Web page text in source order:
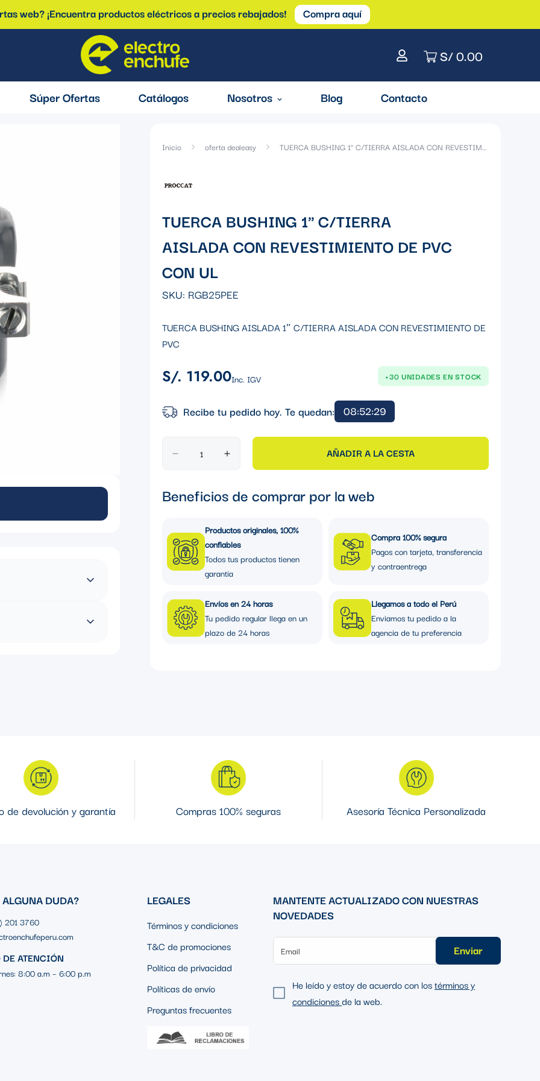
web? ¡Encuentra productos eléctricos a precios rebajados! Compra aquí
S/ 0.00
Súper Ofertas Catálogos Nosotros Blog Contacto
DE PVC
Inicio oferta dealeasy TUERCA BUSHING 1" C/TIERRA AISLADA CON REVESTIMIENTO DE PVC CON UL
TUERCA BUSHING 1" C/TIERRA
AISLADA CON REVESTIMIENTO DE PVC
CON UL
SKU: RGB25PEE
TUERCA BUSHING AISLADA 1″ C/TIERRA AISLADA CON REVESTIMIENTO DE
PVC
Precio
S/. 119.00Inc. IGV +30 UNIDADES EN STOCK
Recibe tu pedido hoy. Te quedan: 08:52:29
AÑADIR A LA CESTA
Beneficios de comprar por la web
Productos originales, 100%
confiables
Todos tus productos tienen
garantía
Compra 100% segura
Pagos con tarjeta, transferencia
y contraentrega
Envíos en 24 horas
Tu pedido regular llega en un
plazo de 24 horas
Llegamos a todo el Perú
Enviamos tu pedido a la
agencia de tu preferencia
de devolución y garantía Compras 100% seguras Asesoría Técnica Personalizada
DUDA?
201 3760
ATENCIÓN
8:00 a.m – 6:00 p.m
LEGALES
Términos y condiciones
T&C de promociones
Política de privacidad
Políticas de envío
Preguntas frecuentes
MANTENTE ACTUALIZADO CON NUESTRAS
NOVEDADES
Enviar
He leído y estoy de acuerdo con lostérminos y
condicionesde la web.